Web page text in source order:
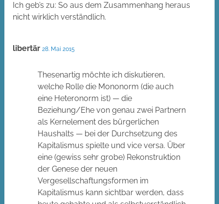
Ich geb’s zu: So aus dem Zusammenhang heraus
nicht wirklich verständlich.
libertär 28. Mai 2015
Thesenartig möchte ich diskutieren,
welche Rolle die Mononorm (die auch
eine Heteronorm ist) — die
Beziehung/Ehe von genau zwei Partnern
als Kernelement des bürgerlichen
Haushalts — bei der Durchsetzung des
Kapitalismus spielte und vice versa. Über
eine (gewiss sehr grobe) Rekonstruktion
der Genese der neuen
Vergesellschaftungsformen im
Kapitalismus kann sichtbar werden, dass